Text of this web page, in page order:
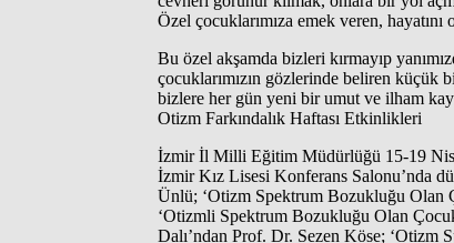
Özel çocuklarımıza emek veren,
Bu özel akşamda bizleri kırmayıp
çocuklarımızın gözlerinde beliren küçük
bizlere her gün yeni bir umut ve ilham
Otizm Farkındalık Haftası Etkinlikleri
İzmir İl Milli Eğitim Müdürlüğü 15-19
İzmir Kız Lisesi Konferans Salonu’nda
Ünlü; ‘Otizm Spektrum Bozukluğu
‘Otizmli Spektrum Bozukluğu Olan
Dalı’ndan Prof. Dr. Sezen Köse; ‘Otizm